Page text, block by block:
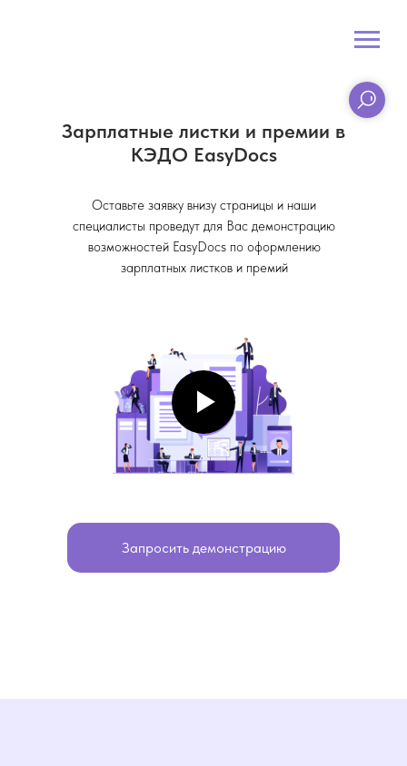
Зарплатные листки и премии в
КЭДО EasyDocs
Запросить демонстрацию
Оставьте заявку внизу страницы и наши
специалисты проведут для Вас демонстрацию
возможностей EasyDocs по оформлению
зарплатных листков и премий